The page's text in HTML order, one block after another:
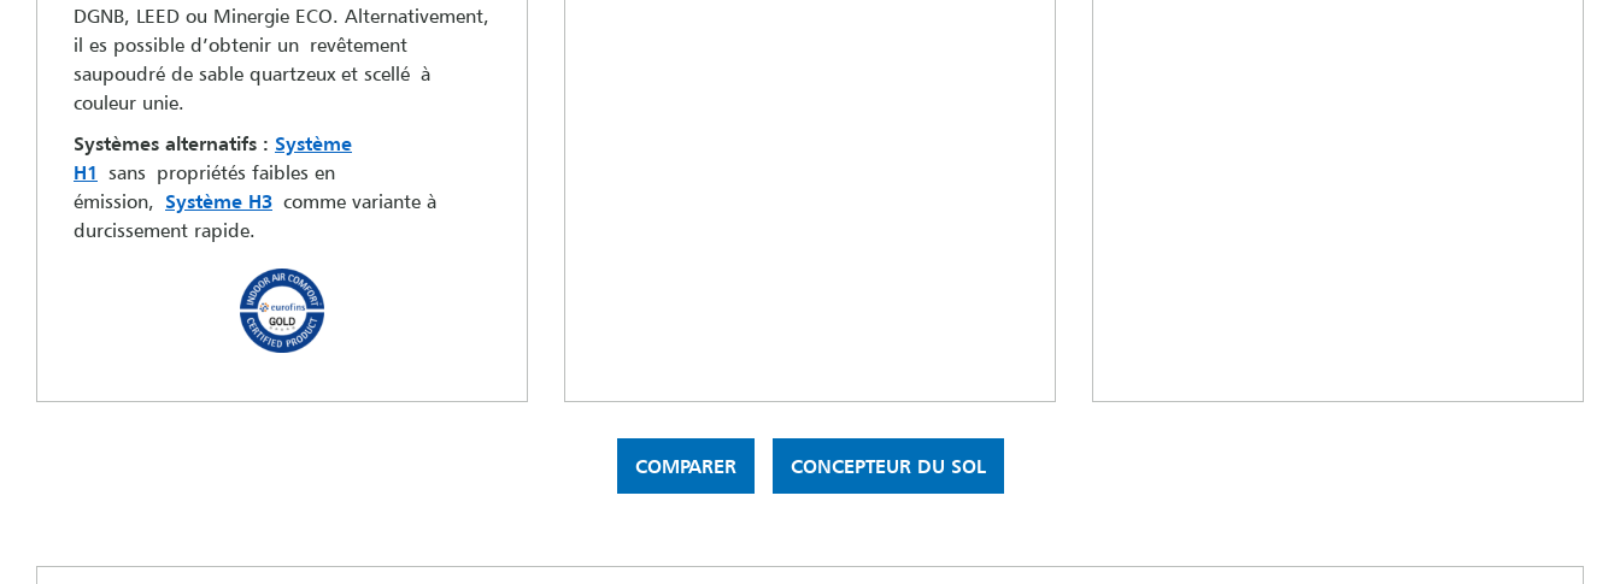
DGNB, LEED ou Minergie ECO. Alternativement,
il es possible d’obtenir un revêtement
saupoudré de sable quartzeux et scellé à
couleur unie.
Systèmes alternatifs : Système
H1 sans propriétés faibles en
émission, Système H3 comme variante à
durcissement rapide.
COMPARER CONCEPTEUR DU SOL